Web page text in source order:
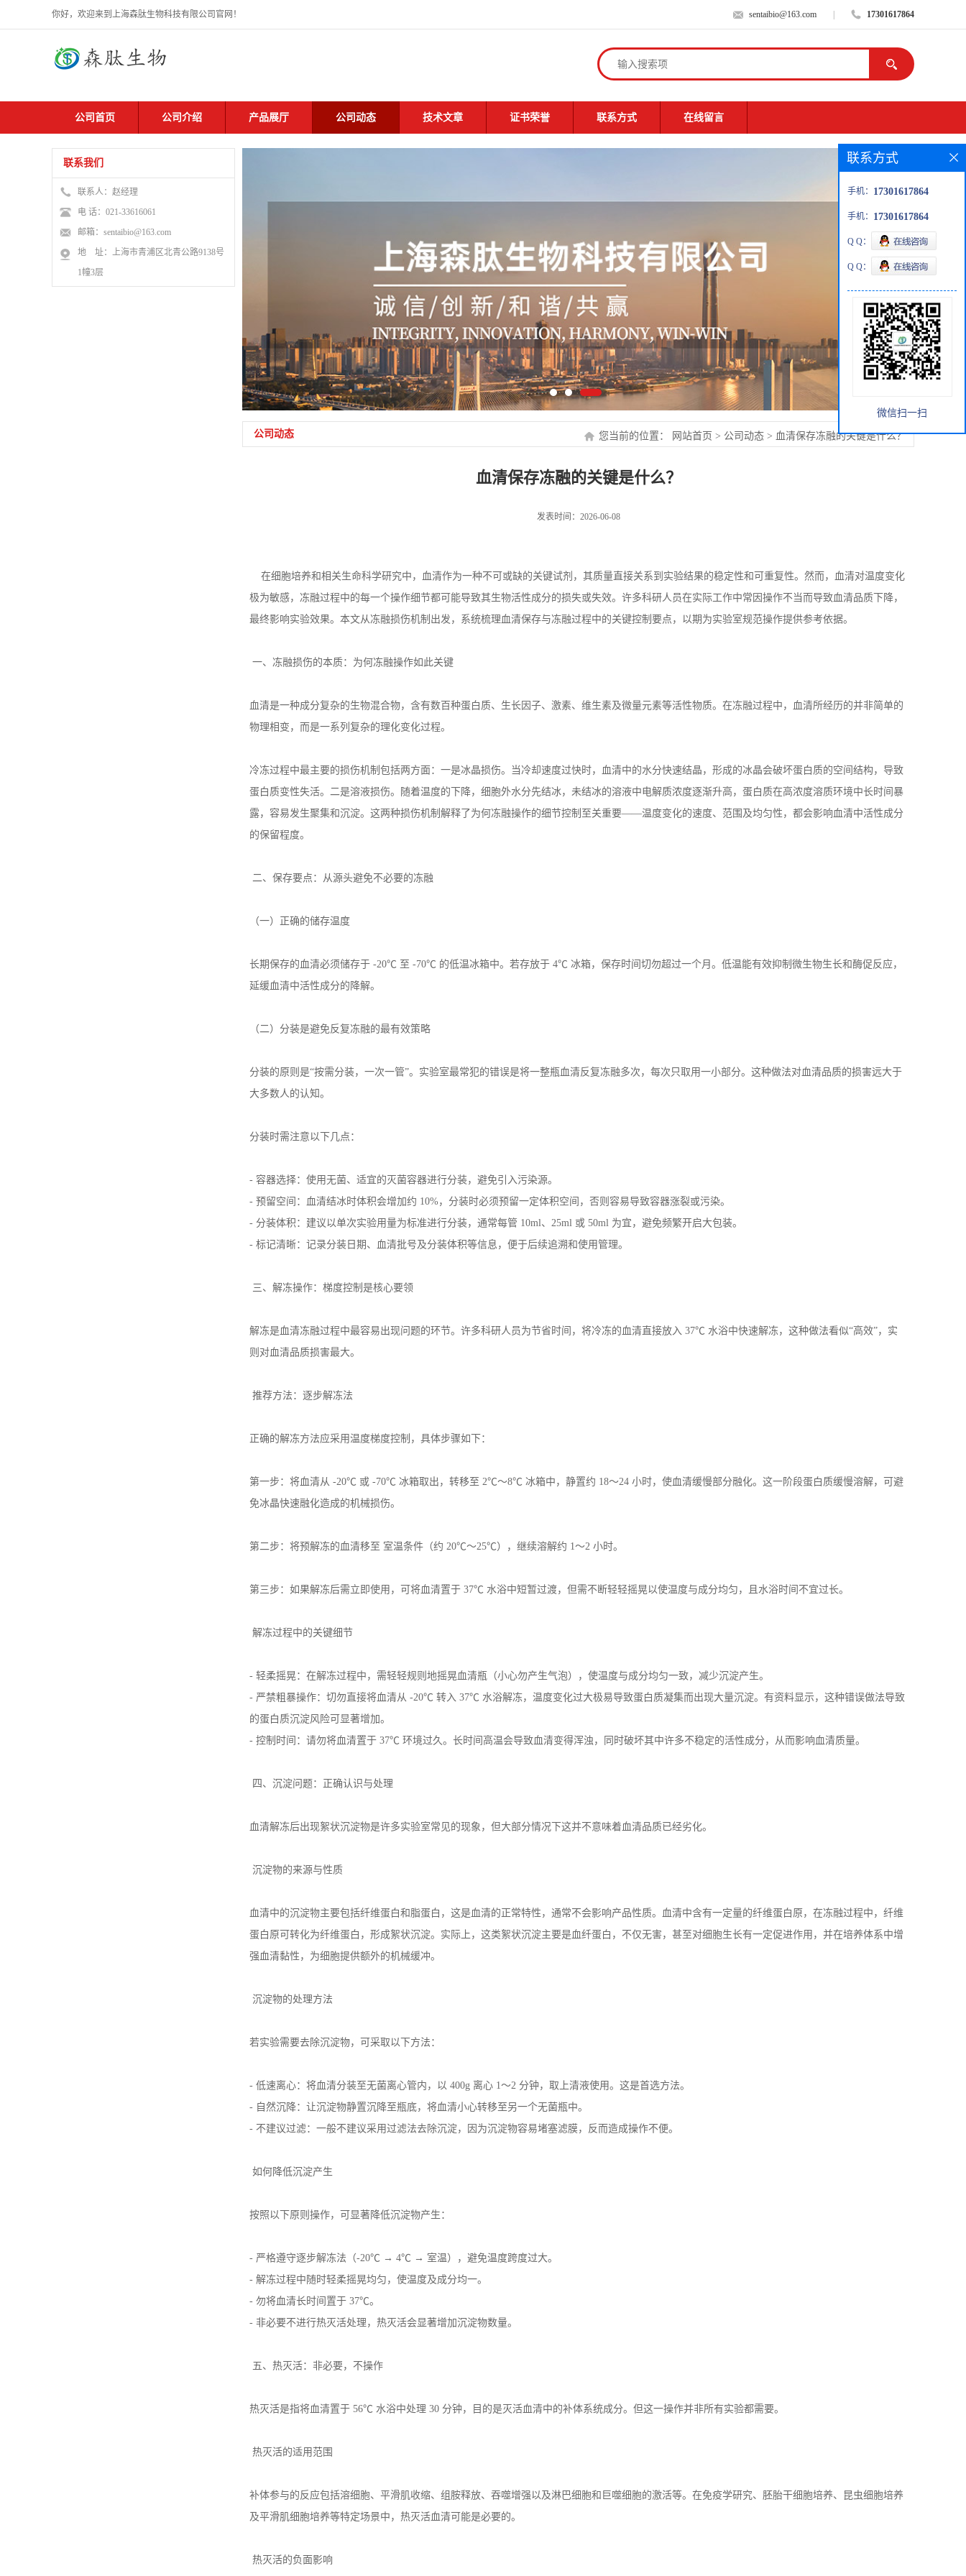
你好，欢迎来到上海森肽生物科技有限公司官网！ sentaibio@163.com 17301617864
公司首页 公司介绍 产品展厅 公司动态 技术文章 证书荣誉 联系方式 在线留言
联系我们
联系人：赵经理
电 话：021-33616061
邮箱：sentaibio@163.com
地 址：上海市青浦区北青公路9138号
1幢3层
公司动态 您当前的位置： 网站首页 > 公司动态 > 血清保存冻融的关键是什么？
血清保存冻融的关键是什么？
发表时间：2026-06-08
在细胞培养和相关生命科学研究中，血清作为一种不可或缺的关键试剂，其质量直接关系到实验结果的稳定性和可重复性。然而，血清对温度变化
极为敏感，冻融过程中的每一个操作细节都可能导致其生物活性成分的损失或失效。许多科研人员在实际工作中常因操作不当而导致血清品质下降，
最终影响实验效果。本文从冻融损伤机制出发，系统梳理血清保存与冻融过程中的关键控制要点，以期为实验室规范操作提供参考依据。
一、冻融损伤的本质：为何冻融操作如此关键
血清是一种成分复杂的生物混合物，含有数百种蛋白质、生长因子、激素、维生素及微量元素等活性物质。在冻融过程中，血清所经历的并非简单的
物理相变，而是一系列复杂的理化变化过程。
冷冻过程中最主要的损伤机制包括两方面：一是冰晶损伤。当冷却速度过快时，血清中的水分快速结晶，形成的冰晶会破坏蛋白质的空间结构，导致
蛋白质变性失活。二是溶液损伤。随着温度的下降，细胞外水分先结冰，未结冰的溶液中电解质浓度逐渐升高，蛋白质在高浓度溶质环境中长时间暴
露，容易发生聚集和沉淀。这两种损伤机制解释了为何冻融操作的细节控制至关重要——温度变化的速度、范围及均匀性，都会影响血清中活性成分
的保留程度。
二、保存要点：从源头避免不必要的冻融
（一）正确的储存温度
长期保存的血清必须储存于 -20℃ 至 -70℃ 的低温冰箱中。若存放于 4℃ 冰箱，保存时间切勿超过一个月。低温能有效抑制微生物生长和酶促反应，
延缓血清中活性成分的降解。
（二）分装是避免反复冻融的最有效策略
分装的原则是“按需分装，一次一管”。实验室最常犯的错误是将一整瓶血清反复冻融多次，每次只取用一小部分。这种做法对血清品质的损害远大于
大多数人的认知。
分装时需注意以下几点：
- 容器选择：使用无菌、适宜的灭菌容器进行分装，避免引入污染源。
- 预留空间：血清结冰时体积会增加约 10%，分装时必须预留一定体积空间，否则容易导致容器涨裂或污染。
- 分装体积：建议以单次实验用量为标准进行分装，通常每管 10ml 、 25ml 或 50ml 为宜，避免频繁开启大包装。
- 标记清晰：记录分装日期、血清批号及分装体积等信息，便于后续追溯和使用管理。
三、解冻操作：梯度控制是核心要领
解冻是血清冻融过程中最容易出现问题的环节。许多科研人员为节省时间，将冷冻的血清直接放入 37℃ 水浴中快速解冻，这种做法看似“高效”，实
则对血清品质损害最大。
推荐方法：逐步解冻法
正确的解冻方法应采用温度梯度控制，具体步骤如下：
第一步：将血清从 -20℃ 或 -70℃ 冰箱取出，转移至 2℃～8℃ 冰箱中，静置约 18～24 小时，使血清缓慢部分融化。这一阶段蛋白质缓慢溶解，可避
免冰晶快速融化造成的机械损伤。
第二步：将预解冻的血清移至 室温条件（约 20℃～25℃），继续溶解约 1 ～2 小时。
第三步：如果解冻后需立即使用，可将血清置于 37℃ 水浴中短暂过渡，但需不断轻轻摇晃以使温度与成分均匀，且水浴时间不宜过长。
解冻过程中的关键细节
- 轻柔摇晃：在解冻过程中，需轻轻规则地摇晃血清瓶（小心勿产生气泡），使温度与成分均匀一致，减少沉淀产生。
- 严禁粗暴操作：切勿直接将血清从 -20℃ 转入 37℃ 水浴解冻，温度变化过大极易导致蛋白质凝集而出现大量沉淀。有资料显示，这种错误做法导致
的蛋白质沉淀风险可显著增加。
- 控制时间：请勿将血清置于 37℃ 环境过久。长时间高温会导致血清变得浑浊，同时破坏其中许多不稳定的活性成分，从而影响血清质量。
四、沉淀问题：正确认识与处理
血清解冻后出现絮状沉淀物是许多实验室常见的现象，但大部分情况下这并不意味着血清品质已经劣化。
沉淀物的来源与性质
血清中的沉淀物主要包括纤维蛋白和脂蛋白，这是血清的正常特性，通常不会影响产品性质。血清中含有一定量的纤维蛋白原，在冻融过程中，纤维
蛋白原可转化为纤维蛋白，形成絮状沉淀。实际上，这类絮状沉淀主要是血纤蛋白，不仅无害，甚至对细胞生长有一定促进作用，并在培养体系中增
强血清黏性，为细胞提供额外的机械缓冲。
沉淀物的处理方法
若实验需要去除沉淀物，可采取以下方法：
- 低速离心：将血清分装至无菌离心管内，以 400g 离心 1 ～2 分钟，取上清液使用。这是首选方法。
- 自然沉降：让沉淀物静置沉降至瓶底，将血清小心转移至另一个无菌瓶中。
- 不建议过滤：一般不建议采用过滤法去除沉淀，因为沉淀物容易堵塞滤膜，反而造成操作不便。
如何降低沉淀产生
按照以下原则操作，可显著降低沉淀物产生：
- 严格遵守逐步解冻法（-20℃ → 4℃ → 室温），避免温度跨度过大。
- 解冻过程中随时轻柔摇晃均匀，使温度及成分均一。
- 勿将血清长时间置于 37℃。
- 非必要不进行热灭活处理，热灭活会显著增加沉淀物数量。
五、热灭活：非必要，不操作
热灭活是指将血清置于 56℃ 水浴中处理 30 分钟，目的是灭活血清中的补体系统成分。但这一操作并非所有实验都需要。
热灭活的适用范围
补体参与的反应包括溶细胞、平滑肌收缩、组胺释放、吞噬增强以及淋巴细胞和巨噬细胞的激活等。在免疫学研究、胚胎干细胞培养、昆虫细胞培养
及平滑肌细胞培养等特定场景中，热灭活血清可能是必要的。
热灭活的负面影响
联系方式
手机： 17301617864
手机： 17301617864
Q Q：
Q Q：
微信扫一扫